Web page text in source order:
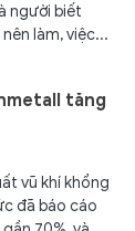
người biết
làm, việc...
tăng
vũ khí khổng
đã báo cáo